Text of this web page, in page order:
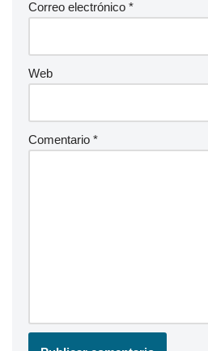
Correo electrónico *
Web
Comentario *